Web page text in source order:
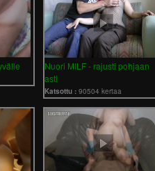
Nuori MILF - rajusti pohjaan
asti
Katsottu :90504 kertaa